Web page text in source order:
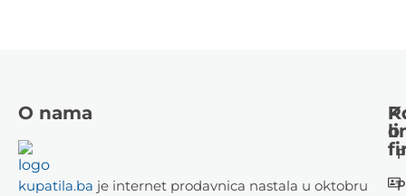
O nama
kupatila.ba je internet prodavnica nastala u oktobru
o